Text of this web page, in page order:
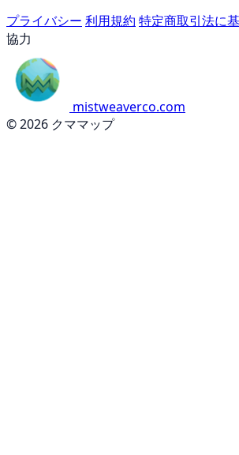
プライバシー 利用規約 特定商取引法に
協力
mistweaverco.com
© 2026 クママップ